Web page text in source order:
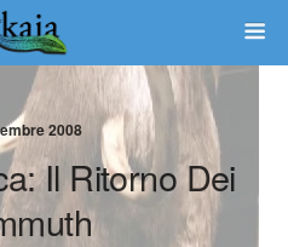
2008
Il Ritorno Dei